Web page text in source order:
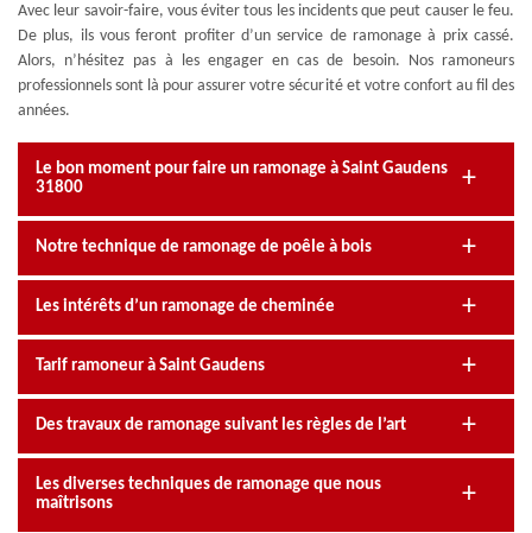
Avec leur savoir-faire, vous éviter tous les incidents que peut causer le feu.
De plus, ils vous feront profiter d’un service de ramonage à prix cassé.
Alors, n’hésitez pas à les engager en cas de besoin. Nos ramoneurs
professionnels sont là pour assurer votre sécurité et votre confort au fil des
années.
Le bon moment pour faire un ramonage à Saint Gaudens
31800
Notre technique de ramonage de poêle à bois
Les intérêts d’un ramonage de cheminée
Tarif ramoneur à Saint Gaudens
Des travaux de ramonage suivant les règles de l’art
Les diverses techniques de ramonage que nous
maîtrisons